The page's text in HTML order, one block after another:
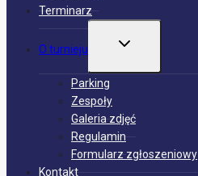
Terminarz
O turnieju
PRZEŁĄCZ
Parking
Zespoły
Galeria zdjęć
Regulamin
Formularz zgłoszeniowy
Kontakt